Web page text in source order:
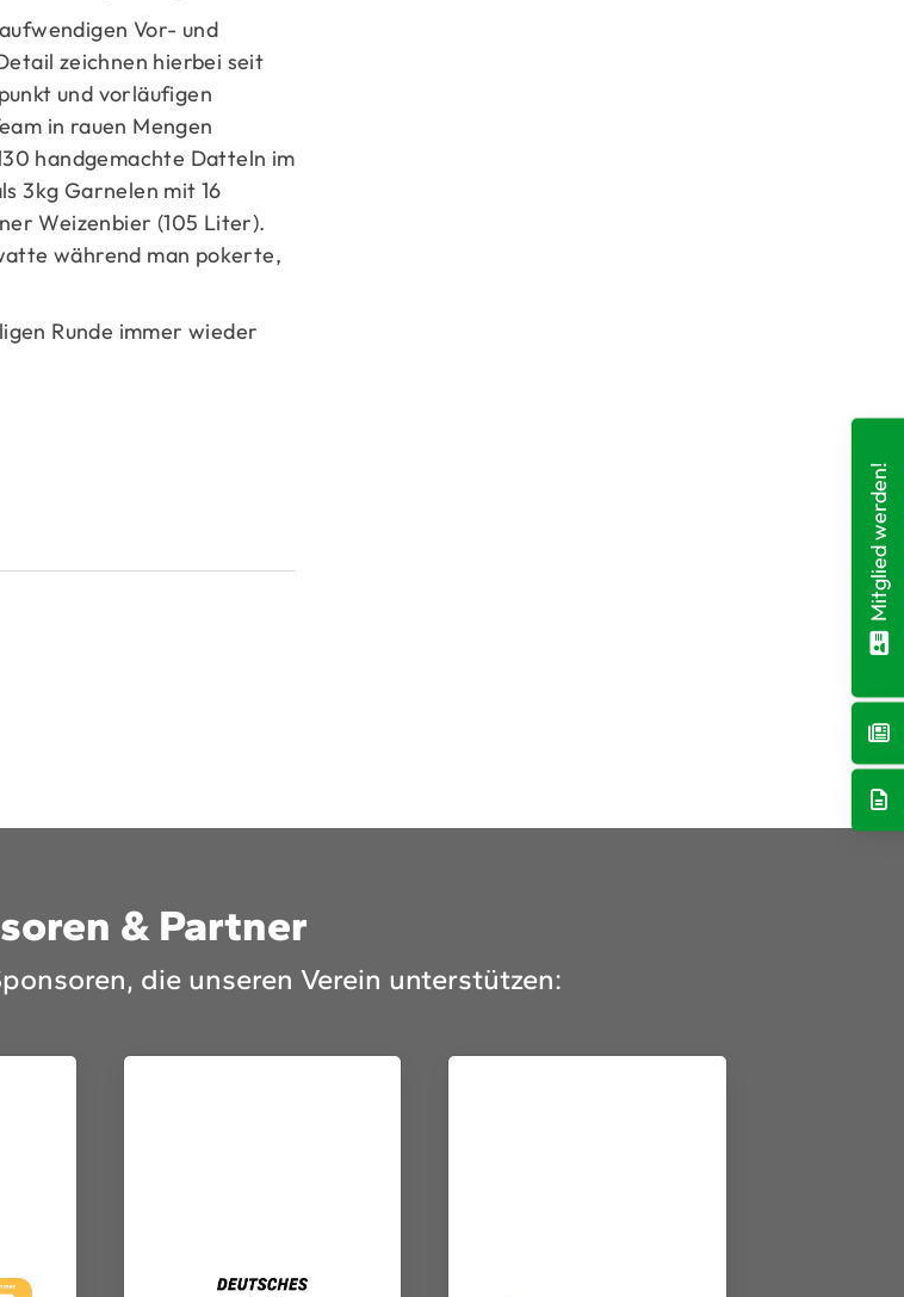
Vor- und
zeichnen hierbei seit
und vorläufigen
in rauen Mengen
handgemachte Datteln im
3kg Garnelen mit 16
Weizenbier (105 Liter).
während man pokerte,
Runde immer wieder
& Partner
die unseren Verein unterstützen:
Mitglied werden!